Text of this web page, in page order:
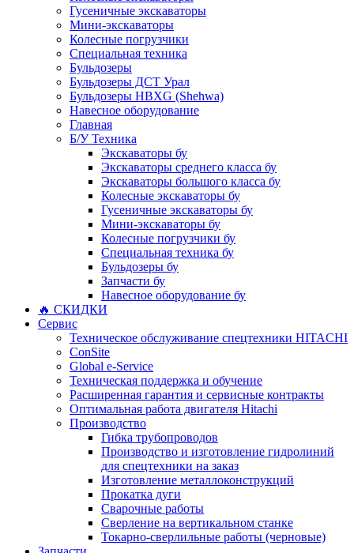
Гусеничные экскаваторы
Мини-экскаваторы
Колесные погрузчики
Специальная техника
Бульдозеры
Бульдозеры ДСТ Урал
Бульдозеры HBXG (Shehwa)
Навесное оборудование
Главная
Б/У Техника
Экскаваторы бу
Экскаваторы среднего класса бу
Экскаваторы большого класса бу
Колесные экскаваторы бу
Гусеничные экскаваторы бу
Мини-экскаваторы бу
Колесные погрузчики бу
Специальная техника бу
Бульдозеры бу
Запчасти бу
Навесное оборудование бу
🔥 СКИДКИ
Сервис
Техническое обслуживание спецтехники HITACHI
ConSite
Global e-Service
Техническая поддержка и обучение
Расширенная гарантия и сервисные контракты
Оптимальная работа двигателя Hitachi
Производство
Гибка трубопроводов
Производство и изготовление гидролиний
для спецтехники на заказ
Изготовление металлоконструкций
Прокатка дуги
Сварочные работы
Сверление на вертикальном станке
Токарно-сверлильные работы (черновые)